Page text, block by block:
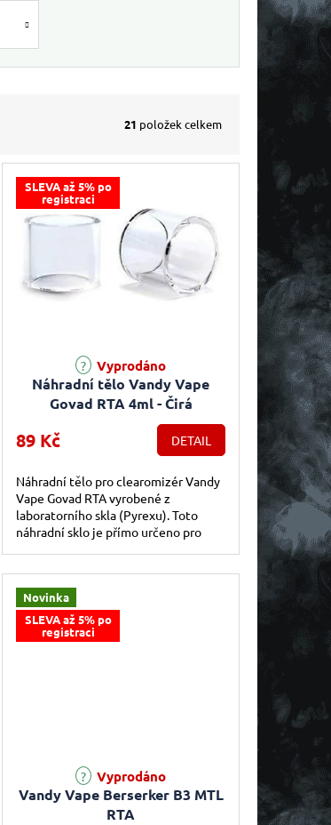
21 položek celkem
SLEVA až 5% po
registraci
Náhradní tělo Vandy Vape
Govad RTA 4ml - Čirá
Vyprodáno
89 Kč DETAIL
Náhradní tělo pro clearomizér Vandy
Vape Govad RTA vyrobené z
laboratorního skla (Pyrexu). Toto
náhradní sklo je přímo určeno pro
Novinka
SLEVA až 5% po
registraci
Vandy Vape Berserker B3 MTL
RTA
Průměrné hodnocení produktu je 5,0 z 5 hvězdiček.
Vyprodáno